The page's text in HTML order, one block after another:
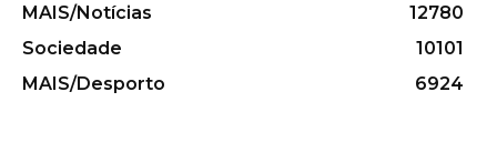
MAIS/Notícias
12780
Sociedade
10101
MAIS/Desporto
6924